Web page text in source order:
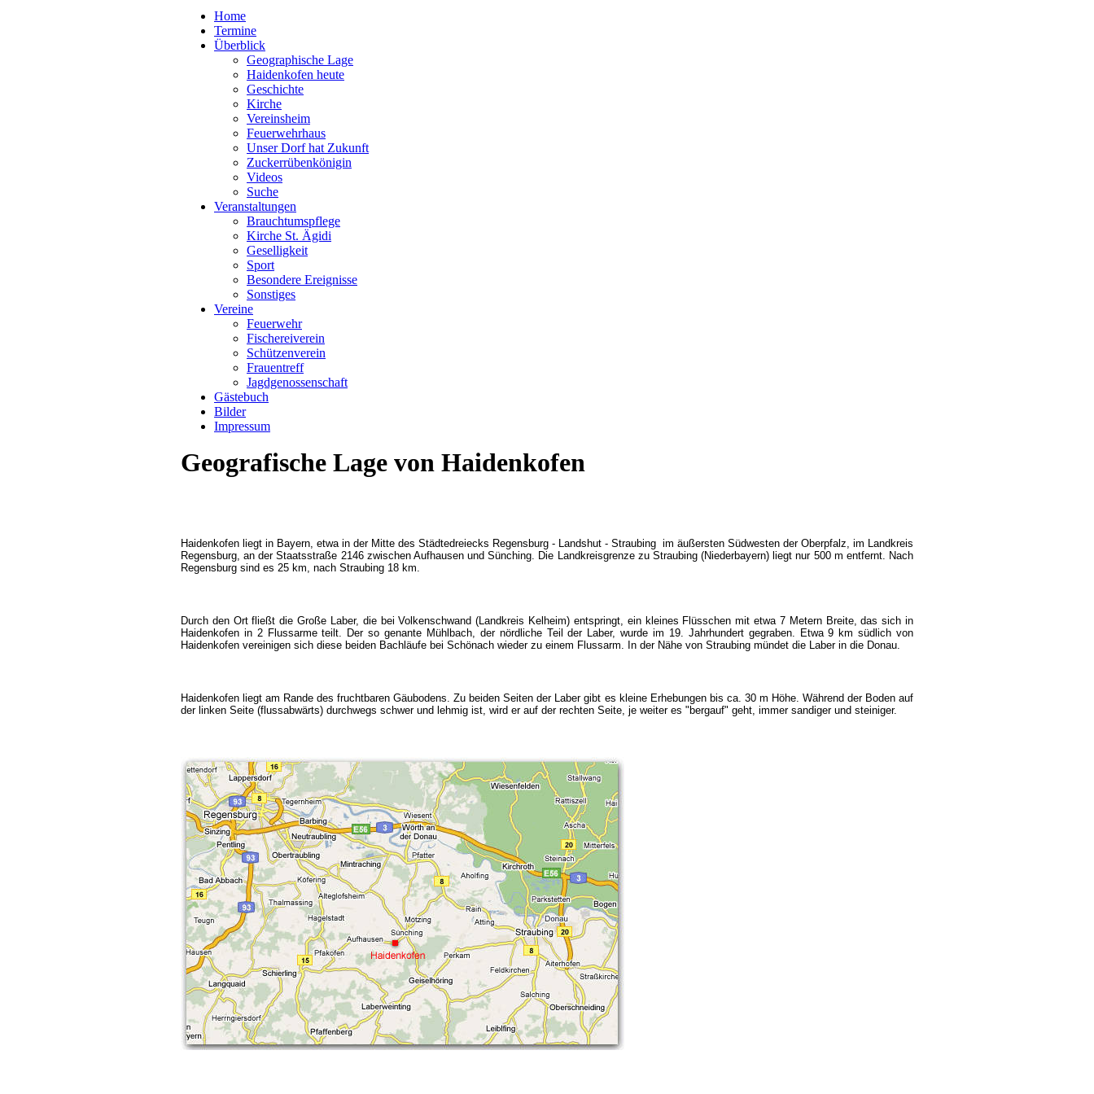
Home
Termine
Überblick
Geographische Lage
Haidenkofen heute
Geschichte
Kirche
Vereinsheim
Feuerwehrhaus
Unser Dorf hat Zukunft
Zuckerrübenkönigin
Videos
Suche
Veranstaltungen
Brauchtumspflege
Kirche St. Ägidi
Geselligkeit
Sport
Besondere Ereignisse
Sonstiges
Vereine
Feuerwehr
Fischereiverein
Schützenverein
Frauentreff
Jagdgenossenschaft
Gästebuch
Bilder
Impressum
Geografische Lage von Haidenkofen
Haidenkofen liegt in Bayern, etwa in der Mitte des Städtedreiecks Regensburg - Landshut - Straubing im äußersten Südwesten der Oberpfalz, im Landkreis
Regensburg, an der Staatsstraße 2146 zwischen Aufhausen und Sünching. Die Landkreisgrenze zu Straubing (Niederbayern) liegt nur 500 m entfernt. Nach
Regensburg sind es 25 km, nach Straubing 18 km.
Durch den Ort fließt die Große Laber, die bei Volkenschwand (Landkreis Kelheim) entspringt, ein kleines Flüsschen mit etwa 7 Metern Breite, das sich in
Haidenkofen in 2 Flussarme teilt. Der so genante Mühlbach, der nördliche Teil der Laber, wurde im 19. Jahrhundert gegraben. Etwa 9 km südlich von
Haidenkofen vereinigen sich diese beiden Bachläufe bei Schönach wieder zu einem Flussarm. In der Nähe von Straubing mündet die Laber in die Donau.
Haidenkofen liegt am Rande des fruchtbaren Gäubodens. Zu beiden Seiten der Laber gibt es kleine Erhebungen bis ca. 30 m Höhe. Während der Boden auf
der linken Seite (flussabwärts) durchwegs schwer und lehmig ist, wird er auf der rechten Seite, je weiter es "bergauf" geht, immer sandiger und steiniger.